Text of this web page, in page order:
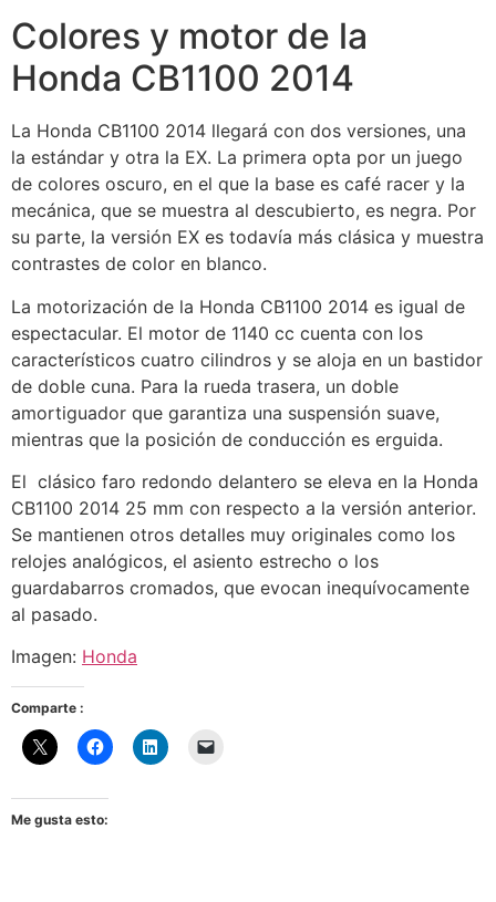
Colores y motor de la
Honda CB1100 2014
La Honda CB1100 2014 llegará con dos versiones, una
la estándar y otra la EX. La primera opta por un juego
de colores oscuro, en el que la base es café racer y la
mecánica, que se muestra al descubierto, es negra. Por
su parte, la versión EX es todavía más clásica y muestra
contrastes de color en blanco.
La motorización de la Honda CB1100 2014 es igual de
espectacular. El motor de 1140 cc cuenta con los
característicos cuatro cilindros y se aloja en un bastidor
de doble cuna. Para la rueda trasera, un doble
amortiguador que garantiza una suspensión suave,
mientras que la posición de conducción es erguida.
El clásico faro redondo delantero se eleva en la Honda
CB1100 2014 25 mm con respecto a la versión anterior.
Se mantienen otros detalles muy originales como los
relojes analógicos, el asiento estrecho o los
guardabarros cromados, que evocan inequívocamente
al pasado.
Imagen: Honda
Comparte :
Me gusta esto: